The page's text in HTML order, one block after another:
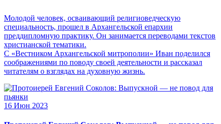
Молодой человек, осваивающий религиоведческую
специальность, прошел в Архангельской епархии
преддипломную практику. Он занимается переводами текстов
христианской тематики.
С «Вестником Архангельской митрополии» Иван поделился
соображениями по поводу своей деятельности и рассказал
читателям о взглядах на духовную жизнь.
16 Июн 2023